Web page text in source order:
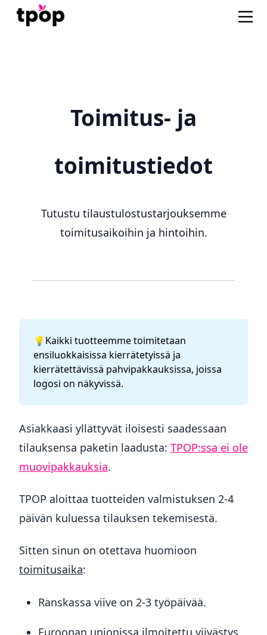
Toimitus- ja
toimitustiedot
Tutustu tilaustulostustarjouksemme
toimitusaikoihin ja hintoihin.
💡Kaikki tuotteemme toimitetaan
ensiluokkaisissa kierrätetyissä ja
kierrätettävissä pahvipakkauksissa, joissa
logosi on näkyvissä.
Asiakkaasi yllättyvät iloisesti saadessaan
tilauksensa paketin laadusta: TPOP:ssa ei ole
muovipakkauksia.
TPOP aloittaa tuotteiden valmistuksen 2-4
päivän kuluessa tilauksen tekemisestä.
Sitten sinun on otettava huomioon
toimitusaika:
Ranskassa viive on 2-3 työpäivää.
Euroopan unionissa ilmoitettu viivästys